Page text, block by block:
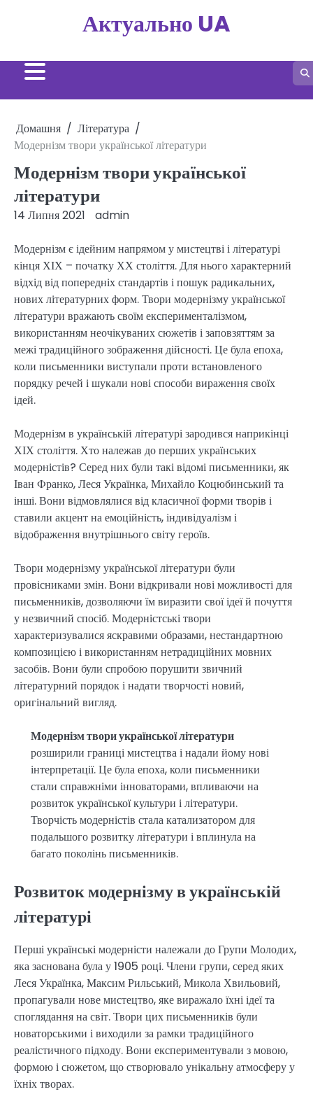
Актуально UA
Домашня
Література
Модернізм твори української літератури
Модернізм твори української
літератури
14 Липня 2021 admin
Модернізм є ідейним напрямом у мистецтві і літературі
кінця ХІХ – початку ХХ століття. Для нього характерний
відхід від попередніх стандартів і пошук радикальних,
нових літературних форм. Твори модернізму української
літератури вражають своїм експерименталізмом,
використанням неочікуваних сюжетів і заповзяттям за
межі традиційного зображення дійсності. Це була епоха,
коли письменники виступали проти встановленого
порядку речей і шукали нові способи вираження своїх
ідей.
Модернізм в українській літературі зародився наприкінці
ХІХ століття. Хто належав до перших українських
модерністів? Серед них були такі відомі письменники, як
Іван Франко, Леся Українка, Михайло Коцюбинський та
інші. Вони відмовлялися від класичної форми творів і
ставили акцент на емоційність, індивідуалізм і
відображення внутрішнього світу героїв.
Твори модернізму української літератури були
провісниками змін. Вони відкривали нові можливості для
письменників, дозволяючи їм виразити свої ідеї й почуття
у незвичний спосіб. Модерністські твори
характеризувалися яскравими образами, нестандартною
композицією і використанням нетрадиційних мовних
засобів. Вони були спробою порушити звичний
літературний порядок і надати творчості новий,
оригінальний вигляд.
Модернізм твори української літератури
розширили границі мистецтва і надали йому нові
інтерпретації. Це була епоха, коли письменники
стали справжніми інноваторами, впливаючи на
розвиток української культури і літератури.
Творчість модерністів стала катализатором для
подальшого розвитку літератури і вплинула на
багато поколінь письменників.
Розвиток модернізму в українській
літературі
Перші українські модерністи належали до Групи Молодих,
яка заснована була у 1905 році. Члени групи, серед яких
Леся Українка, Максим Рильський, Микола Хвильовий,
пропагували нове мистецтво, яке виражало їхні ідеї та
споглядання на світ. Твори цих письменників були
новаторськими і виходили за рамки традиційного
реалістичного підходу. Вони експериментували з мовою,
формою і сюжетом, що створювало унікальну атмосферу у
їхніх творах.